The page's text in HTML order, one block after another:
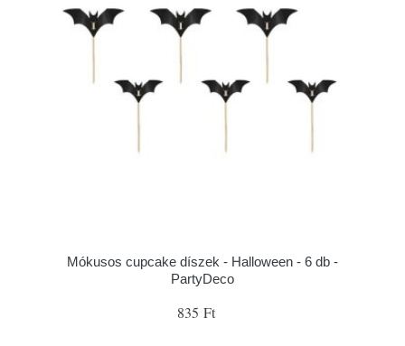
Mókusos cupcake díszek - Halloween - 6 db -
PartyDeco
835 Ft